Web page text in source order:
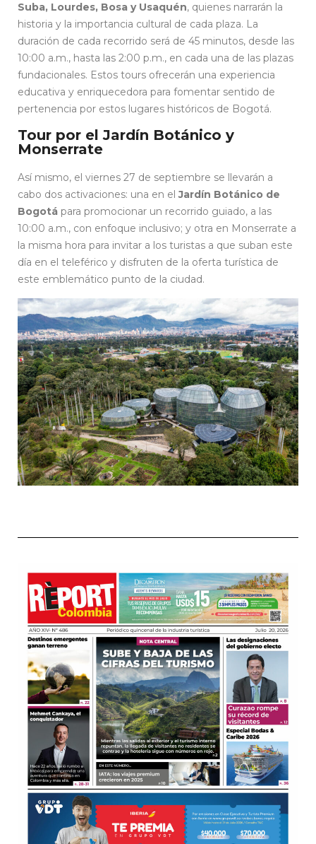
Suba, Lourdes, Bosa y Usaquén, quienes narrarán la
historia y la importancia cultural de cada plaza. La
duración de cada recorrido será de 45 minutos, desde las
10:00 a.m., hasta las 2:00 p.m., en cada una de las plazas
fundacionales. Estos tours ofrecerán una experiencia
educativa y enriquecedora para fomentar sentido de
pertenencia por estos lugares históricos de Bogotá.
Tour por el Jardín Botánico y
Monserrate
Así mismo, el viernes 27 de septiembre se llevarán a
cabo dos activaciones: una en el Jardín Botánico de
Bogotá para promocionar un recorrido guiado, a las
10:00 a.m., con enfoque inclusivo; y otra en Monserrate a
la misma hora para invitar a los turistas a que suban este
día en el teleférico y disfruten de la oferta turística de
este emblemático punto de la ciudad.